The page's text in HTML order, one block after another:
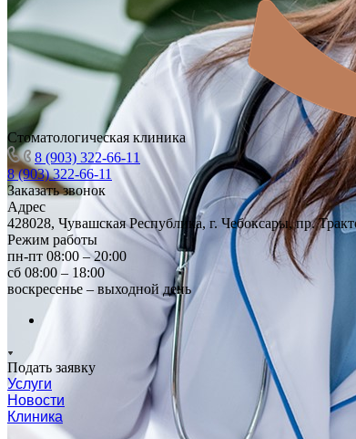
Стоматологическая клиника
8 (903) 322-66-11
8 (903) 322-66-11
Заказать звонок
Адрес
428028, Чувашская Республика, г. Чебоксары, пр.
Режим работы
пн-пт 08:00 – 20:00
сб 08:00 – 18:00
воскресенье – выходной день
Подать заявку
Услуги
Новости
Клиника